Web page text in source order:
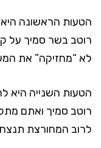
הטעות הראשונה
רוטב בשר סמיך על
לא “מחזיקה” את
הטעות השנייה היא
רוטב סמיך ואתם
לרוב המחורצת תנצח